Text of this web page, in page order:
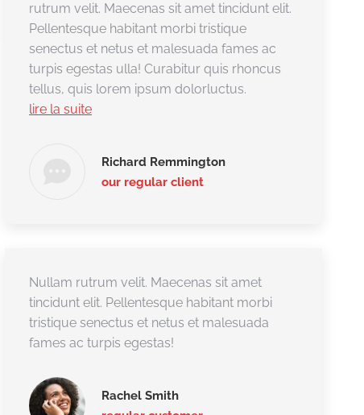
Richard Remmington
our regular client
rutrum velit. Maecenas sit amet tincidunt elit.
Pellentesque habitant morbi tristique
senectus et netus et malesuada fames ac
turpis egestas ulla! Curabitur quis rhoncus
tellus, quis lorem ipsum dolorluctus.
lire la suite
Rachel Smith
Nullam rutrum velit. Maecenas sit amet
tincidunt elit. Pellentesque habitant morbi
tristique senectus et netus et malesuada
fames ac turpis egestas!